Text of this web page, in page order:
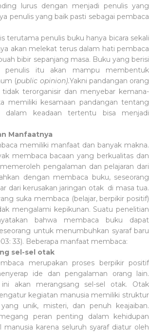
lurus dengan menjadi penulis yang
penulis yang baik pasti sebagai pembaca
penulis buku hanya bicara sekali
akan melekat terus dalam hati pembaca
bibir sepanjang masa. Buku yang berisi
penulis itu akan mampu membentuk
(public opinion).Yakni pandangan orang
tidak terorganisir dan menyebar kemana-
memiliki kesamaan pandangan tentang
dalam keadaan tertentu bisa menjadi
Manfaatnya
memiliki manfaat dan banyak makna.
membaca bacaan yang berkualitas dan
pengalaman dan pelajaran dari
dengan membaca buku, seseorang
dari kerusakan jaringan otak di masa tua.
suka membaca (belajar, berpikir positif)
mengalami kepikunan. Suatu penelitian
bahwa membaca buku dapat
untuk menumbuhkan syaraf baru
33). Beberapa manfaat membaca:
sel-sel otak
merupakan proses berpikir positif
ide dan pengalaman orang lain.
ini akan merangsang sel-sel otak. Otak
kegiatan manusia memiliki struktur
unik, misteri, dan penuh keajaiban.
peran penting dalam kehidupan
manusia karena seluruh syaraf diatur oleh